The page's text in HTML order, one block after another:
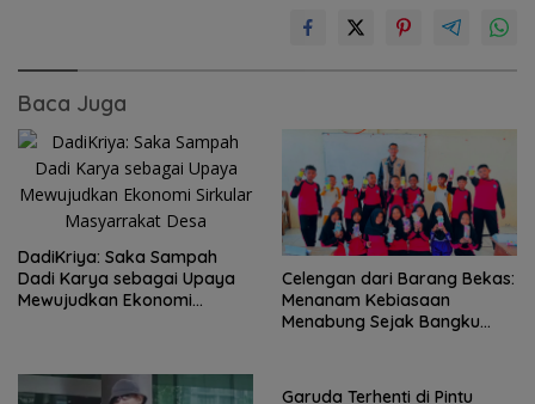
Baca Juga
DadiKriya: Saka Sampah
Dadi Karya sebagai Upaya
Mewujudkan Ekonomi
Celengan dari Barang Bekas:
Menanam Kebiasaan
Menabung Sejak Bangku
Garuda Terhenti di Pintu